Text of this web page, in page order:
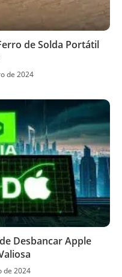
de Solda Portátil
de 2024
Desbancar Apple
de 2024